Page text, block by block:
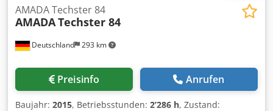
Deutschland 293 km
AMADA Techster 84
AMADATechster 84
Preisinfo Anrufen
Baujahr: 2015, Betriebsstunden: 2’286 h, Zustand: